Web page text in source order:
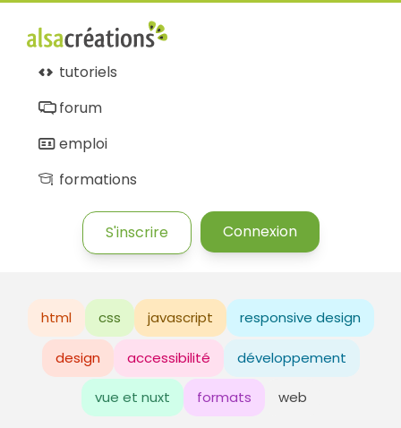
tutoriels
forum
emploi
formations
S'inscrire Connexion
html css javascript responsive design
design accessibilité développement
vue et nuxt formats web